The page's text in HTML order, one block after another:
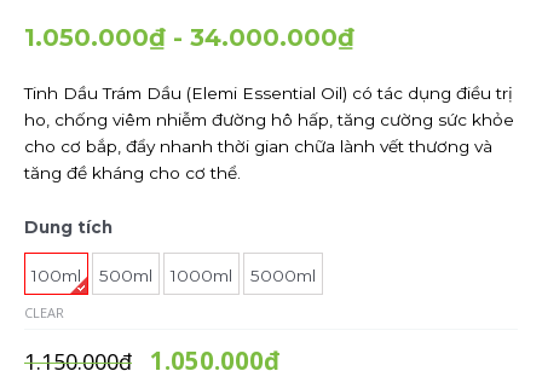
1.050.000₫ - 34.000.000₫
Tinh Dầu Trám Dầu (Elemi Essential Oil) có tác dụng điều trị
ho, chống viêm nhiễm đường hô hấp, tăng cường sức khỏe
cho cơ bắp, đẩy nhanh thời gian chữa lành vết thương và
tăng đề kháng cho cơ thể.
Dung tích
100ml 500ml 1000ml 5000ml
CLEAR
1.150.000₫ 1.050.000₫
Tinh
Dầu
Trám
Dầu
Elemi